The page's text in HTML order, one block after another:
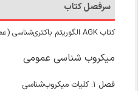
سرفصل کتاب
کتاب AGK الگوریتم باکتری‌شناسی (عمومی-سیستماتیک)
میکروب‌ شناسی عمومی
فصل 1: کلیات میکروب‌شناسی